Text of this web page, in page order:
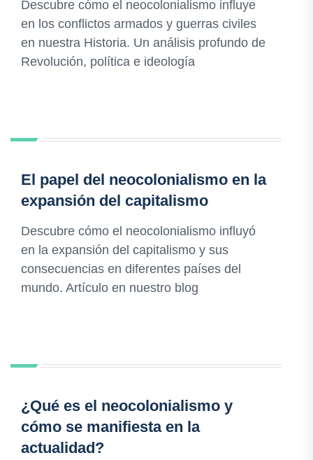
Descubre cómo el neocolonialismo influye
en los conflictos armados y guerras civiles
en nuestra Historia. Un análisis profundo de
Revolución, política e ideología
El papel del neocolonialismo en la
expansión del capitalismo
Descubre cómo el neocolonialismo influyó
en la expansión del capitalismo y sus
consecuencias en diferentes países del
mundo. Artículo en nuestro blog
¿Qué es el neocolonialismo y
cómo se manifiesta en la
actualidad?